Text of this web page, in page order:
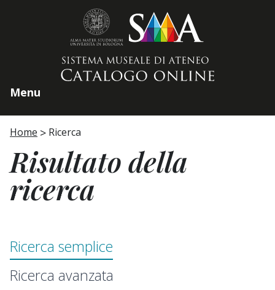
Menu
Home Ricerca
Risultato della
ricerca
Ricerca semplice
Ricerca avanzata